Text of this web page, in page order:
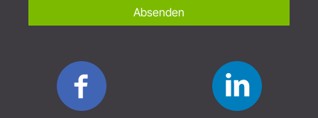
Absenden